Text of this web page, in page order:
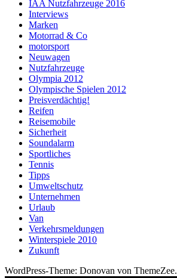
IAA Nutzfahrzeuge 2016
Interviews
Marken
Motorrad & Co
motorsport
Neuwagen
Nutzfahrzeuge
Olympia 2012
Olympische Spielen 2012
Preisverdächtig!
Reifen
Reisemobile
Sicherheit
Soundalarm
Sportliches
Tennis
Tipps
Umweltschutz
Unternehmen
Urlaub
Van
Verkehrsmeldungen
Winterspiele 2010
Zukunft
WordPress-Theme: Donovan von ThemeZee.